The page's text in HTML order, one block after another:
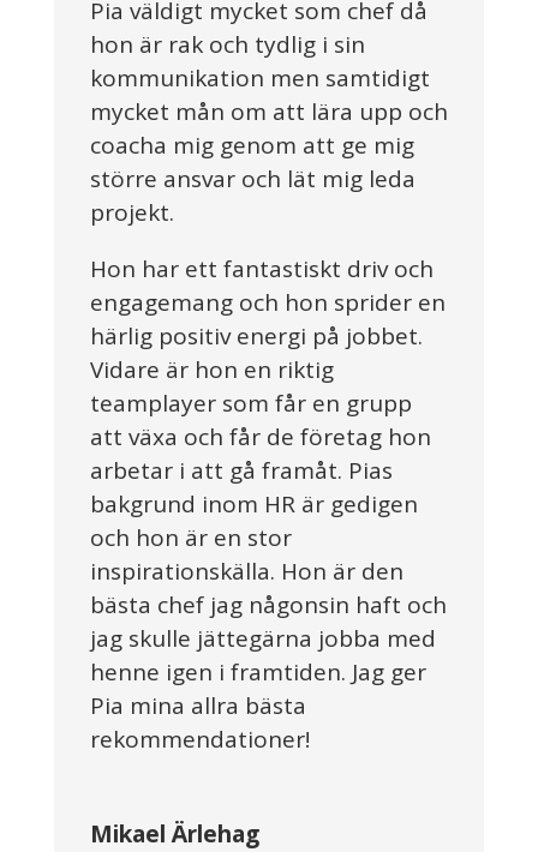
Pia väldigt mycket som chef då
hon är rak och tydlig i sin
kommunikation men samtidigt
mycket mån om att lära upp och
coacha mig genom att ge mig
större ansvar och lät mig leda
projekt.
Hon har ett fantastiskt driv och
engagemang och hon sprider en
härlig positiv energi på jobbet.
Vidare är hon en riktig
teamplayer som får en grupp
att växa och får de företag hon
arbetar i att gå framåt. Pias
bakgrund inom HR är gedigen
och hon är en stor
inspirationskälla. Hon är den
bästa chef jag någonsin haft och
jag skulle jättegärna jobba med
henne igen i framtiden. Jag ger
Pia mina allra bästa
rekommendationer!
Mikael Ärlehag